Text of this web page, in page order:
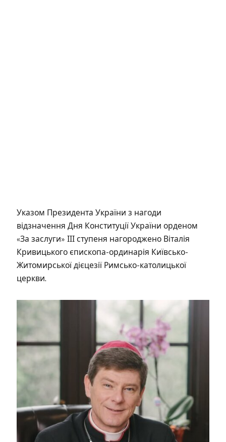
Указом Президента України з нагоди
відзначення Дня Конституції України орденом
«За заслуги» ІІІ ступеня нагороджено Віталія
Кривицького єпископа-ординарія Київсько-
Житомирської дієцезії Римсько-католицької
церкви.